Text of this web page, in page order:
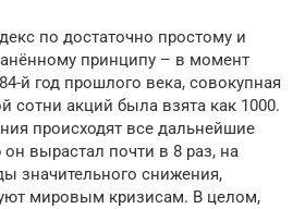
по достаточно простому и
принципу – в момент
й год прошлого века, совокупная
сотни акций была взята как 1000.
происходят все дальнейшие
он вырастал почти в 8 раз, на
значительного снижения,
мировым кризисам. В целом,